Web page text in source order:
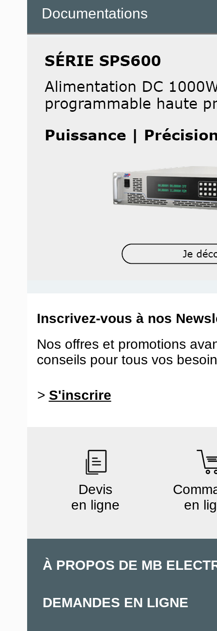
Documentations
Inscrivez-vous à nos
Nos offres et promotions
conseils pour tous vos
> S'inscrire
Devis
en ligne
en
À PROPOS DE MB
DEMANDES EN LIGNE